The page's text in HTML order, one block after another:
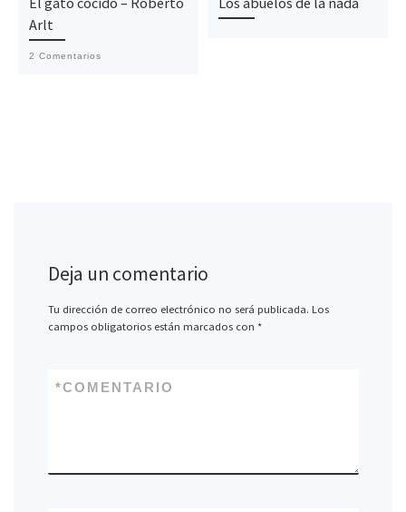
Arlt
2 Comentarios
Deja un comentario
Tu dirección de correo electrónico no será publicada. Los
campos obligatorios están marcados con *
COMENTARIO
*